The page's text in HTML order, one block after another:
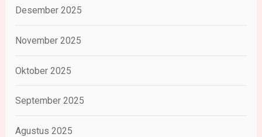
Desember 2025
November 2025
Oktober 2025
September 2025
Agustus 2025